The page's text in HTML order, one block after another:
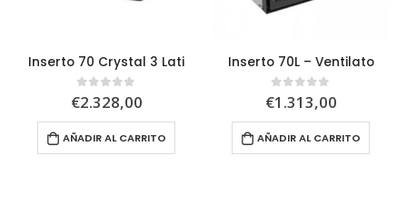
Inserto 70 Crystal 3 Lati
0out of 5
€2.328,00
AÑADIR AL CARRITO
Inserto 70L – Ventilato
0out of 5
€1.313,00
AÑADIR AL CARRITO